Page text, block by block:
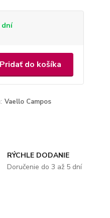
dní
Pridať do košíka
Vaello Campos
RÝCHLE DODANIE
Doručenie do 3 až 5 dní